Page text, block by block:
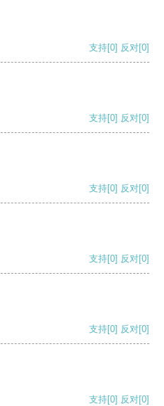
支持[0] 反对[0]
支持[0] 反对[0]
支持[0] 反对[0]
支持[0] 反对[0]
支持[0] 反对[0]
支持[0] 反对[0]